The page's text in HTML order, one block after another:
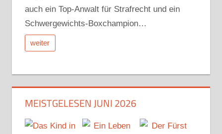
auch ein Top-Anwalt für Strafrecht und ein
Schwergewichts-Boxchampion…
weiter
MEISTGELESEN JUNI 2026